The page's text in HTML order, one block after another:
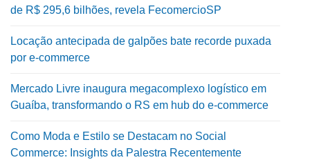
de R$ 295,6 bilhões, revela FecomercioSP
Locação antecipada de galpões bate recorde puxada
por e-commerce
Mercado Livre inaugura megacomplexo logístico em
Guaíba, transformando o RS em hub do e-commerce
Como Moda e Estilo se Destacam no Social
Commerce: Insights da Palestra Recentemente